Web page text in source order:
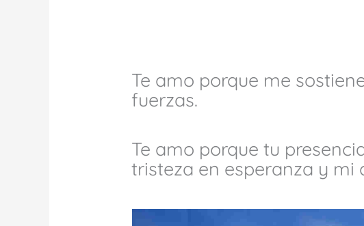
Te amo porque me
fuerzas.
Te amo porque tu
tristeza en esperanza y mi